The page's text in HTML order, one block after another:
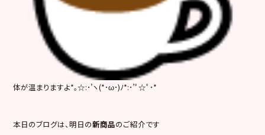
体が温まりますよ*｡☆:･’ヽ(*･ω･)ﾉ*:･’ﾟ☆ﾟ･*
本日のブログは、明日の新商品のご紹介です